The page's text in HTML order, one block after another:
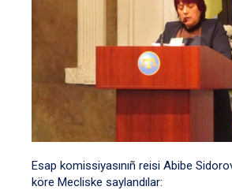
Esap komissiyasınıñ reisi Abibe
köre Mecliske saylandılar: